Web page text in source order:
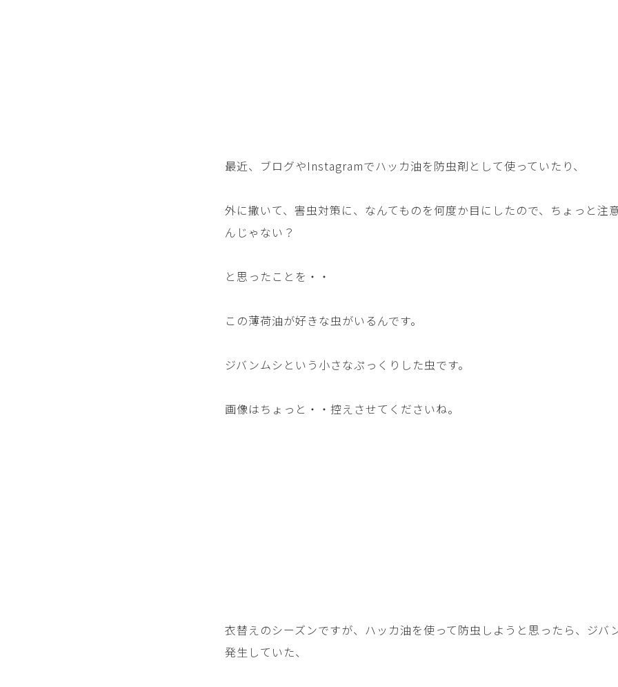
最近、ブログやInstagramでハッカ油を防虫剤として使っていたり、
外に撒いて、害虫対策に、なんてものを何度か目にしたので、ちょっと注
んじゃない？
と思ったことを・・
この薄荷油が好きな虫がいるんです。
ジバンムシという小さなぷっくりした虫です。
画像はちょっと・・控えさせてくださいね。
衣替えのシーズンですが、ハッカ油を使って防虫しようと思ったら、ジバ
発生していた、